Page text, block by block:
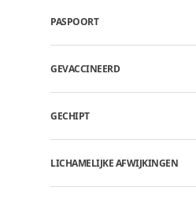
PASPOORT
GEVACCINEERD
GECHIPT
LICHAMELIJKE AFWIJKINGEN